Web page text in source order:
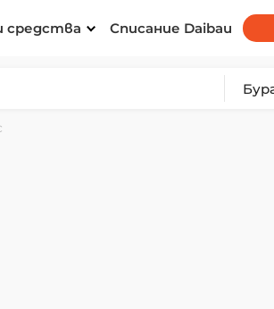
средства Списание Daibau